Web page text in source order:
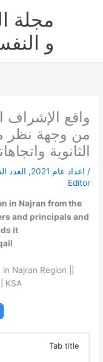
مجلة
و
واقع الإشراف
من وجهة نظر
الثانوية
/ اعداد عام 2021 , العدد
Editor
in Najran from the
and principals and
it
Najran Region ||
KSA
Tab title